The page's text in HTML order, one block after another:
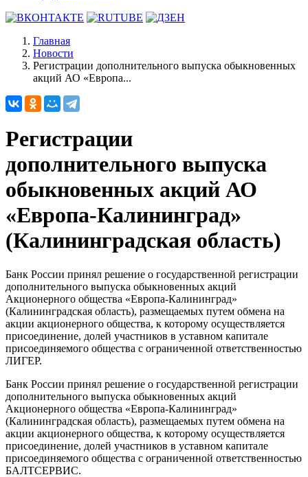
Главная
Новости
Регистрации дополнительного выпуска обыкновенных
акций АО «Европа...
Регистрации
дополнительного выпуска
обыкновенных акций АО
«Европа-Калининград»
(Калининградская область)
Банк России принял решение о государственной регистрации
дополнительного выпуска обыкновенных акций
Акционерного общества «Европа-Калининград»
(Калининградская область), размещаемых путем обмена на
акции акционерного общества, к которому осуществляется
присоединение, долей участников в уставном капитале
присоединяемого общества с ограниченной ответственностью
ЛИГЕР.
Банк России принял решение о государственной регистрации
дополнительного выпуска обыкновенных акций
Акционерного общества «Европа-Калининград»
(Калининградская область), размещаемых путем обмена на
акции акционерного общества, к которому осуществляется
присоединение, долей участников в уставном капитале
присоединяемого общества с ограниченной ответственностью
БАЛТСЕРВИС.